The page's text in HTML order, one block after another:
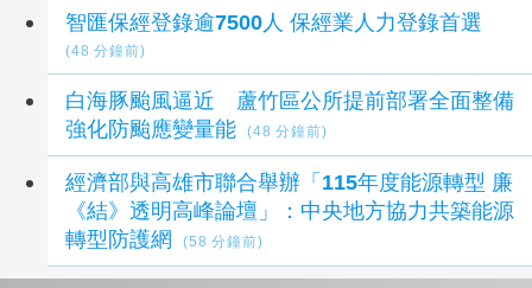
智匯保經登錄逾7500人 保經業人力登錄首選
(48 分鐘前)
白海豚颱風逼近 蘆竹區公所提前部署全面整備
強化防颱應變量能
(48 分鐘前)
經濟部與高雄市聯合舉辦「115年度能源轉型 廉
《結》透明高峰論壇」：中央地方協力共築能源
轉型防護網
(58 分鐘前)